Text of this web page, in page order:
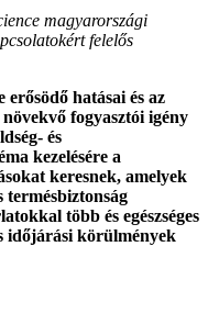
magyarországi
felelős
hatásai és az
fogyasztói igény
és
kezelésére a
keresnek, amelyek
termésbiztonság
több és egészséges
időjárási körülmények